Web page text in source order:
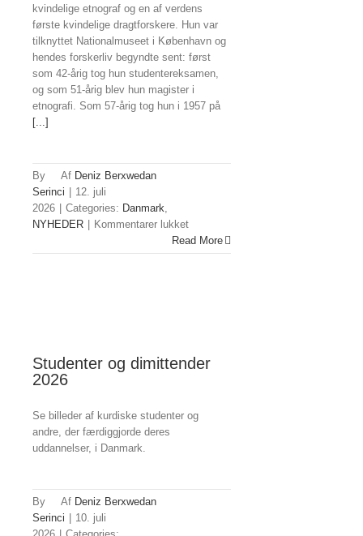
kvindelige etnograf og en af verdens
første kvindelige dragtforskere. Hun var
tilknyttet Nationalmuseet i København og
hendes forskerliv begyndte sent: først
som 42-årig tog hun studentereksamen,
og som 51-årig blev hun magister i
etnografi. Som 57-årig tog hun i 1957 på
[...]
By
Deniz Berxwedan
Serinci
12. juli
2026
Categories: Danmark,
NYHEDER
Kommentarer lukkettil
Kurdiske
genstande
Read More
Studenter og dimittender
2026
Se billeder af kurdiske studenter og
andre, der færdiggjorde deres
uddannelser, i Danmark.
By
Deniz Berxwedan
Serinci
10. juli